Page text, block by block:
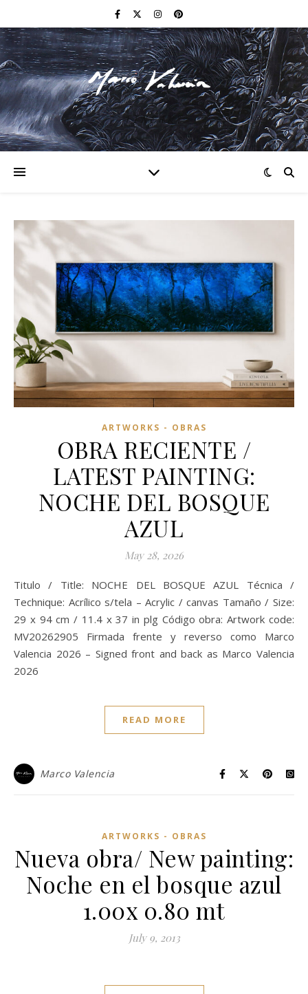
F I N E A R T
ARTWORKS - OBRAS
OBRA RECIENTE /
LATEST PAINTING:
NOCHE DEL BOSQUE
AZUL
May 28, 2026
Titulo / Title: NOCHE DEL BOSQUE AZUL Técnica /
Technique: Acrílico s/tela – Acrylic / canvas Tamaño / Size:
29 x 94 cm / 11.4 x 37 in plg Código obra: Artwork code:
MV20262905 Firmada frente y reverso como Marco
Valencia 2026 – Signed front and back as Marco Valencia
2026
READ MORE
Marco Valencia
ARTWORKS - OBRAS
Nueva obra/ New painting:
Noche en el bosque azul
1.00x 0.80 mt
July 9, 2013